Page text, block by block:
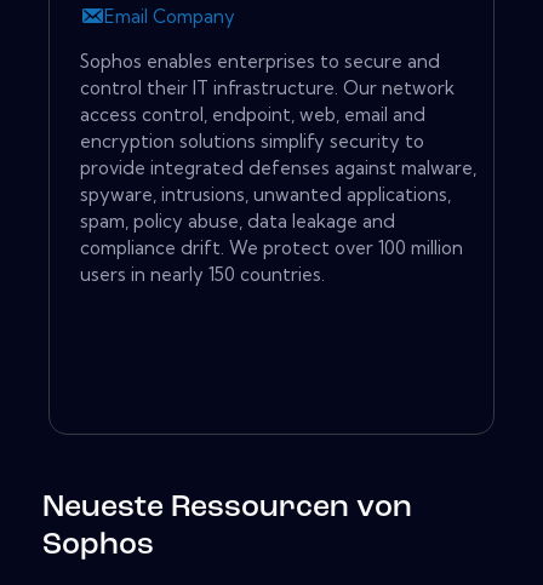
Email Company
Sophos enables enterprises to secure and
control their IT infrastructure. Our network
access control, endpoint, web, email and
encryption solutions simplify security to
provide integrated defenses against malware,
spyware, intrusions, unwanted applications,
spam, policy abuse, data leakage and
compliance drift. We protect over 100 million
users in nearly 150 countries.
Neueste Ressourcen von
Sophos